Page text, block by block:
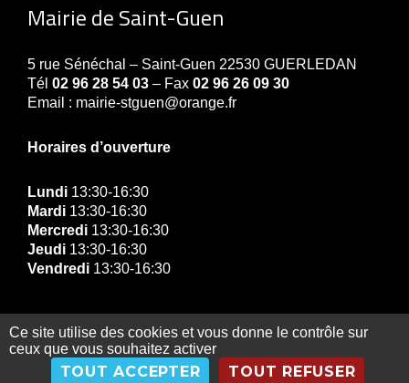
Mairie de Saint-Guen
5 rue Sénéchal – Saint-Guen 22530 GUERLEDAN
Tél 02 96 28 54 03 – Fax 02 96 26 09 30
Email : mairie-stguen@orange.fr
Horaires d’ouverture
Lundi 13:30-16:30
Mardi 13:30-16:30
Mercredi 13:30-16:30
Jeudi 13:30-16:30
Vendredi 13:30-16:30
© Copyright Mairie de Guerledan 2019 |Contact|
Ce site utilise des cookies et vous donne le contrôle sur
ceux que vous souhaitez activer
TOUT ACCEPTER TOUT REFUSER